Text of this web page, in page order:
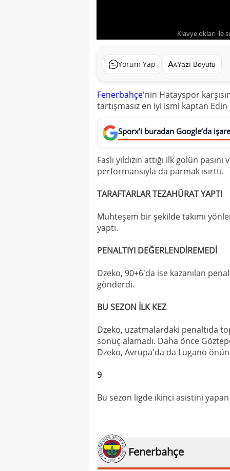
Klavye okları ile
Yorum Yap Yazı Boyutu
Fenerbahçe'nin Hatayspor
tartışmasız en iyi ismi kaptan
Sporx’i buradan Google’da
Faslı yıldızın attığı ilk golün
performansıyla da parmak ısırttı.
TARAFTARLAR TEZAHÜRAT YAPTI
Muhteşem bir şekilde takımı
yaptı.
PENALTIYI DEĞERLENDİREMEDİ
Dzeko, 90+6'da ise kazanılan
gönderdi.
BU SEZON İLK KEZ
Dzeko, uzatmalardaki penaltıda
sonuç alamadı. Daha önce
Dzeko, Avrupa'da da Lugano
9
Bu sezon ligde ikinci asistini
Fenerbahçe